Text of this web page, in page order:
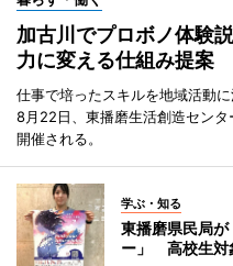
加古川でプロボノ体験
力に変える仕組み提案
仕事で培ったスキルを地域活動
8月22日、東播磨生活創造セン
開催される。
学ぶ・知る
東播磨県民局
ー」 高校生対